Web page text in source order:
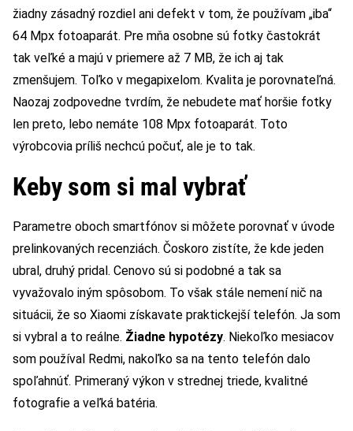
žiadny zásadný rozdiel ani defekt v tom, že používam „iba“
64 Mpx fotoaparát. Pre mňa osobne sú fotky častokrát
tak veľké a majú v priemere až 7 MB, že ich aj tak
zmenšujem. Toľko v megapixelom. Kvalita je porovnateľná.
Naozaj zodpovedne tvrdím, že nebudete mať horšie fotky
len preto, lebo nemáte 108 Mpx fotoaparát. Toto
výrobcovia príliš nechcú počuť, ale je to tak.
Keby som si mal vybrať
Parametre oboch smartfónov si môžete porovnať v úvode
prelinkovaných recenziách. Čoskoro zistíte, že kde jeden
ubral, druhý pridal. Cenovo sú si podobné a tak sa
vyvažovalo iným spôsobom. To však stále nemení nič na
situácii, že so Xiaomi získavate praktickejší telefón. Ja som
si vybral a to reálne. Žiadne hypotézy. Niekoľko mesiacov
som používal Redmi, nakoľko sa na tento telefón dalo
spoľahnúť. Primeraný výkon v strednej triede, kvalitné
fotografie a veľká batéria.